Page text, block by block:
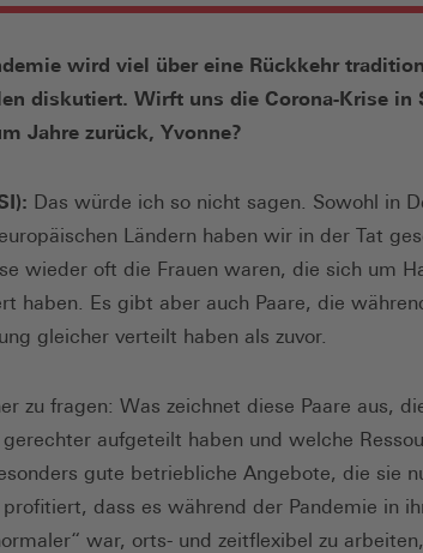
wird viel über eine Rückkehr
diskutiert. Wirft uns die Corona-Krise in
Jahre zurück, Yvonne?
Das würde ich so nicht sagen. Sowohl in
Ländern haben wir in der Tat
wieder oft die Frauen waren, die sich um
haben. Es gibt aber auch Paare, die
gleicher verteilt haben als zuvor.
zu fragen: Was zeichnet diese Paare aus,
aufgeteilt haben und welche
gute betriebliche Angebote, die sie
dass es während der Pandemie in
war, orts- und zeitflexibel zu